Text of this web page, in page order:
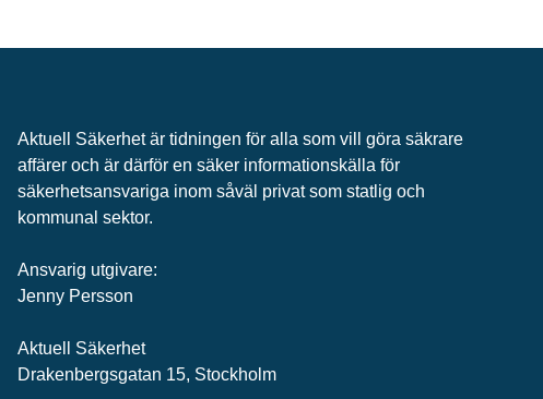
Aktuell Säkerhet är tidningen för alla som vill göra säkrare
affärer och är därför en säker informationskälla för
säkerhets­ansvariga inom såväl privat som statlig och
kommunal sektor.
Ansvarig utgivare:
Jenny Persson
Aktuell Säkerhet
Drakenbergsgatan 15, Stockholm